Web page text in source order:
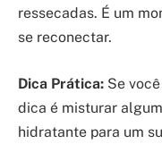
ressecadas. É um
se reconectar.
Dica Prática: Se
dica é misturar
hidratante para um